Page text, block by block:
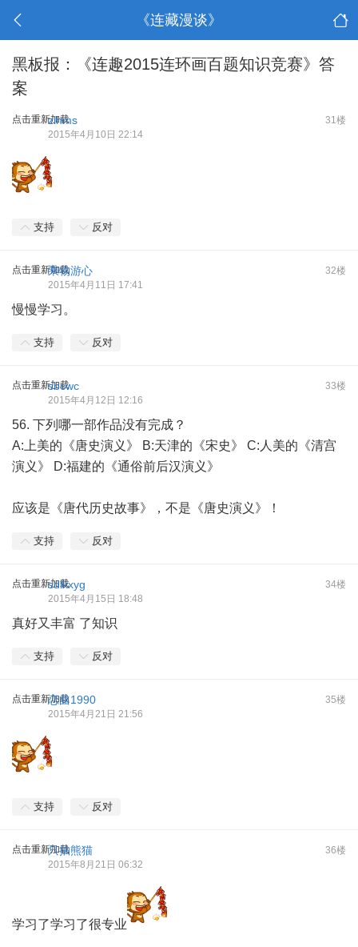
《连藏漫谈》
黑板报：《连趣2015连环画百题知识竞赛》答
案
点击重新加载 31楼
zlhms
2015年4月10日 22:14
支持 反对
点击重新加载 32楼
乘物游心
2015年4月11日 17:41
慢慢学习。
支持 反对
点击重新加载 33楼
sbcwc
2015年4月12日 12:16
56. 下列哪一部作品没有完成？
A:上美的《唐史演义》 B:天津的《宋史》 C:人美的《清宫
演义》 D:福建的《通俗前后汉演义》
应该是《唐代历史故事》，不是《唐史演义》！
支持 反对
点击重新加载 34楼
sdlkxyg
2015年4月15日 18:48
真好又丰富 了知识
支持 反对
点击重新加载 35楼
恋曲1990
2015年4月21日 21:56
支持 反对
点击重新加载 36楼
只抽熊猫
2015年8月21日 06:32
学习了学习了很专业